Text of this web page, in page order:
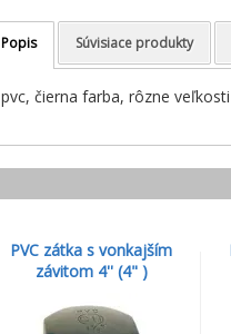
Popis Súvisiace produkty
pvc, čierna farba, rôzne veľkosti
PVC zátka s vonkajším
závitom 4'' (4" )